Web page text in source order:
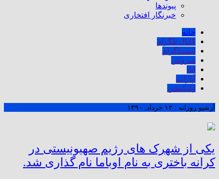
پیوندها
خبرنگار افتخاری
خانه
کانال تلگرام
اینستاگرام
سروش
ایتا
آپارات
اپلیکیشن
آرشیو روزانه : ۱۲ خرداد, ۱۳۹۰
یکی از شهرک های رژیم صهیونیستی در
کرانه باختری به نام اوباما نام گذاری شد.